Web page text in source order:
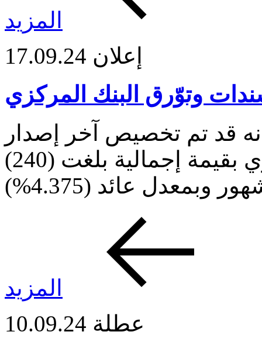
المزيد
17.09.24 إعلان
وتوّرق البنك المركزي
قد تم تخصيص آخر إصدار
لسندات وتوّرق البنك المركزي بقيمة إجمالية بلغت (240)
المزيد
10.09.24 عطلة